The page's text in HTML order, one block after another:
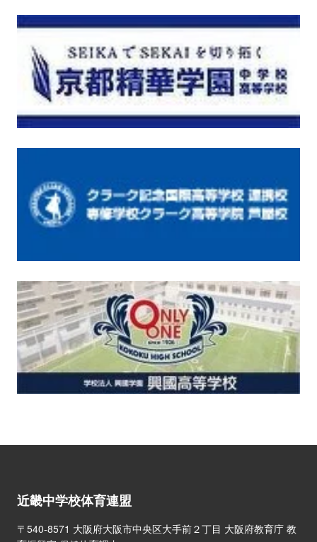
近畿中学校体育連盟
〒540-8571 大阪府大阪市中央区大手前２丁目 大阪府教育庁 教